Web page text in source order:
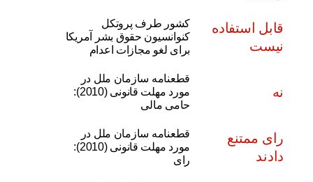
قابل استفاده
نیست
کشور طرف پروتکل
کنوانسیون حقوق بشر آمریکا
برای لغو مجازات اعدام
نه
قطعنامه سازمان ملل در
مورد مهلت قانونی (2010):
حامی مالی
رای ممتنع
دادند
قطعنامه سازمان ملل در
مورد مهلت قانونی (2010):
رای